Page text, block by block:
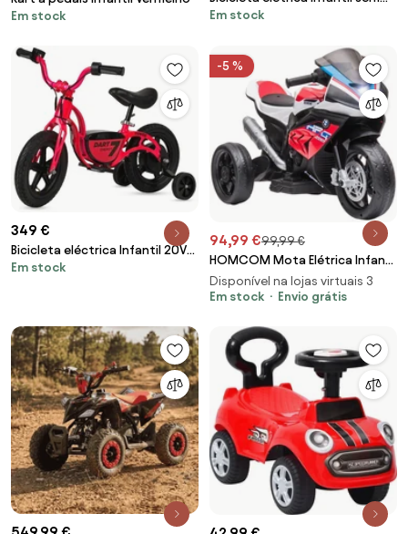
Em stock
pedais 750W 20" 36V 7.5Ah RXF
Em stock
349 €
Bicicleta eléctrica Infantil 20V
4AH DART 7 - 4 a 7 anos
Em stock
-5 %
94,99 €99,99 €
HOMCOM Mota Elétrica Infantil
BMW HP4 pcom Música USB
Velocidade 2,5km/h Avance e
Vermelha | Aosom Portugal
Disponível na lojas virtuais 3
Em stock
Envio grátis